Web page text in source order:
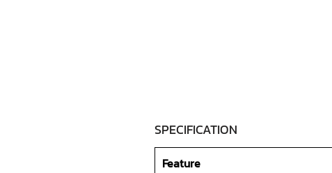
SPECIFICATION
Feature